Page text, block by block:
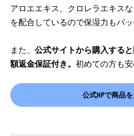
アロエエキス、クロレラエキス
を配合しているので保湿力もバッ
また、 公式サイトから購入する
額返金保証付き。 初めての方も安
公式HPで商品